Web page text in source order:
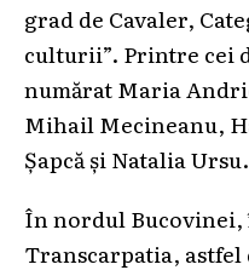
grad de Cavaler,
culturii”. Printre cei
numărat Maria
Mihail Mecineanu,
Șapcă și Natalia Ursu.
În nordul Bucovinei,
Transcarpatia,